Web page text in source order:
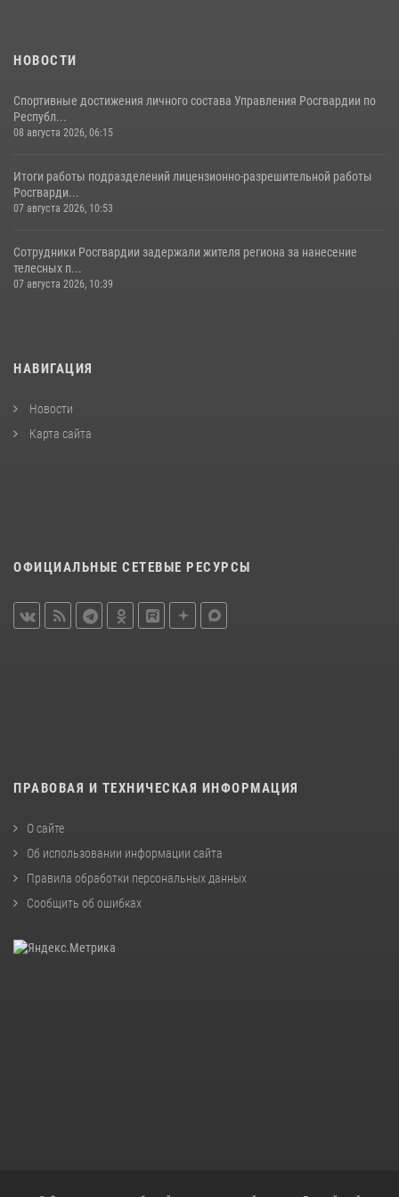
НОВОСТИ
Спортивные достижения личного состава Управления Росгвардии по
Республ...
08 августа 2026, 06:15
Итоги работы подразделений лицензионно-разрешительной работы
Росгварди...
07 августа 2026, 10:53
Сотрудники Росгвардии задержали жителя региона за нанесение
телесных п...
07 августа 2026, 10:39
НАВИГАЦИЯ
Новости
Карта сайта
ОФИЦИАЛЬНЫЕ СЕТЕВЫЕ РЕСУРСЫ
ПРАВОВАЯ И ТЕХНИЧЕСКАЯ ИНФОРМАЦИЯ
О сайте
Об использовании информации сайта
Правила обработки персональных данных
Сообщить об ошибках